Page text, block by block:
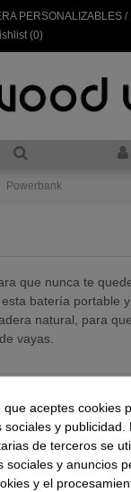
PERSONALIZABLES /
(0)
Powerbank
que nunca te
batería portable
natural, para
vayas.
que aceptes cookies
sociales y publicidad.
de terceros se
sociales y anuncios
y el